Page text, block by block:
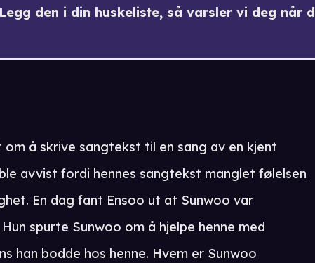
Legg den i din huskeliste, så varsler vi deg når
om å skrive sangtekst til en sang av en kjent
avvist fordi hennes sangtekst manglet følelsen
En dag fant Ensoo ut at Sunwoo var
spurte Sunwoo om å hjelpe henne med
han bodde hos henne. Hvem er Sunwoo